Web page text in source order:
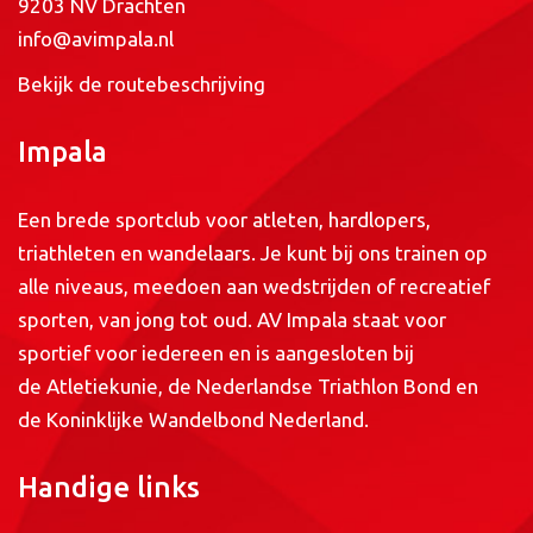
9203 NV Drachten
info@avimpala.nl
Bekijk de routebeschrijving
Impala
Een brede sportclub voor atleten, hardlopers,
triathleten en wandelaars. Je kunt bij ons trainen op
alle niveaus, meedoen aan wedstrijden of recreatief
sporten, van jong tot oud. AV Impala staat voor
sportief voor iedereen en is aangesloten bij
de Atletiekunie, de Nederlandse Triathlon Bond en
de Koninklijke Wandelbond Nederland.
Handige links